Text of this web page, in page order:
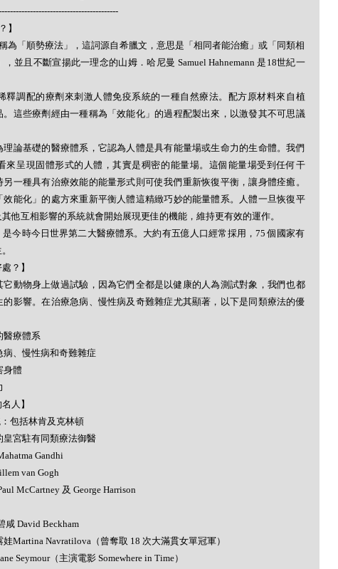
】
為「順勢療法」，這詞源自希臘文，意思是「相同者能治癒」或「同類相
並且不斷宣揚此一理念的山姆．哈尼曼 Samuel Hahnemann 是18世紀一
釋調配的療劑來刺激人體免疫系統的一種自然療法。配方原材料來自植
這些療劑經由一種稱為「效能化」的過程配製出來，以激發其不可思議
理論基礎的醫療體系，它認為人體是具有能量場或生命力的生命體。我們
來呈現固體形式的人體，其實是稠密的能量場。這個能量場受到任何干
一種具有治療效能的能量形式則可使我們重新恢復平衡，讓身體痊癒。
效能化」的處方來重新平衡人體這精緻巧妙的能量體系。人體一旦恢復平
他互相影響的系統就會開始展現更佳的機能，維持更有效的運作。
今時今日世界第二大醫療體系。大約有五億人口經常採用，75 個國家有
？】
它動物身上做過試驗，因為它們全都是以健康的人為測試對象，我們也都
影響。在治療急病、慢性病及奇難雜症尤其顯著，以下是同類療法的優
醫療體系
、慢性病和奇難雜症
身體
人】
包括林肯及克林頓
皇宮駐有同類療法御醫
Gandhi
van Gogh
McCartney 及 George Harrison
咸 David Beckham
Martina Navratilova（曾奪取 18 次大滿貫女單冠軍）
Seymour（主演電影 Somewhere in Time）